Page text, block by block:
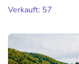
Verkauft: 57